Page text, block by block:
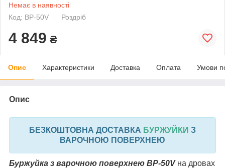
Немає в наявності
Код: BP-50V
Роздріб
4 849 ₴
Опис Характеристики Доставка Оплата Умови
Опис
БЕЗКОШТОВНА ДОСТАВКА БУРЖУЙКИ З
ВАРОЧНОЮ ПОВЕРХНЕЮ
Буржуйка з варочною поверхнею BP-50Vна дровах